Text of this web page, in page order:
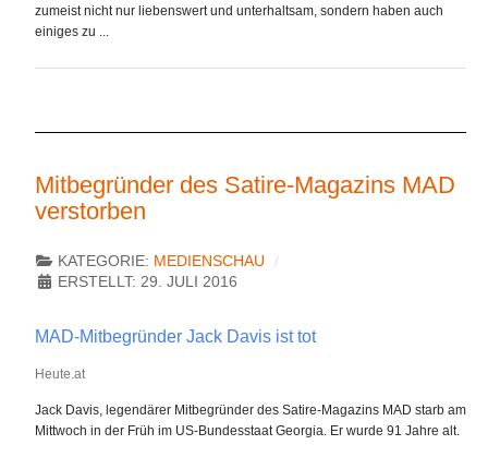
zumeist nicht nur liebenswert und unterhaltsam, sondern haben auch
einiges zu ...
Mitbegründer des Satire-Magazins MAD
verstorben
KATEGORIE: MEDIENSCHAU
ERSTELLT: 29. JULI 2016
MAD-Mitbegründer Jack Davis ist tot
Heute.at
Jack Davis, legendärer Mitbegründer des Satire-Magazins MAD starb am
Mittwoch in der Früh im US-Bundesstaat Georgia. Er wurde 91 Jahre alt.